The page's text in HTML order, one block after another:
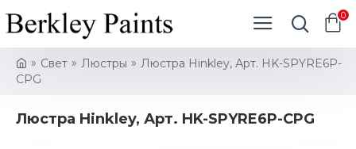
0
Свет Люстры
Люстра Hinkley, Арт. HK-SPYRE6P-
CPG
Люстра Hinkley, Арт. HK-SPYRE6P-CPG